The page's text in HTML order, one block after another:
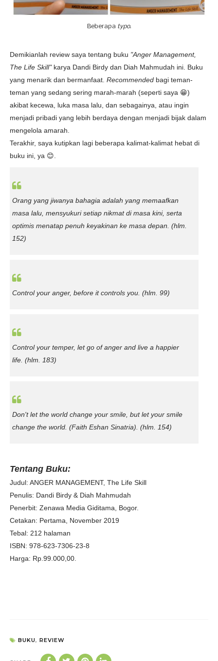
Beberapa typo.
Demikianlah review saya tentang buku "Anger Management,
The Life Skill" karya Dandi Birdy dan Diah Mahmudah ini. Buku
yang menarik dan bermanfaat. Recommended bagi teman-
teman yang sedang sering marah-marah (seperti saya 😁)
akibat kecewa, luka masa lalu, dan sebagainya, atau ingin
menjadi pribadi yang lebih berdaya dengan menjadi bijak dalam
mengelola amarah.
Terakhir, saya kutipkan lagi beberapa kalimat-kalimat hebat di
buku ini, ya 😊.
Orang yang jiwanya bahagia adalah yang memaafkan
masa lalu, mensyukuri setiap nikmat di masa kini, serta
optimis menatap penuh keyakinan ke masa depan. (hlm.
152)
Control your anger, before it controls you . (hlm. 99)
Control your temper, let go of anger and live a happier
life. (hlm. 183)
Don't let the world change your smile, but let your smile
change the world. (Faith Eshan Sinatria). (hlm. 154)
Tentang Buku:
Judul: ANGER MANAGEMENT, The Life Skill
Penulis: Dandi Birdy & Diah Mahmudah
Penerbit: Zenawa Media Giditama, Bogor.
Cetakan: Pertama, November 2019
Tebal: 212 halaman
ISBN: 978-623-7306-23-8
Harga: Rp.99.000,00.
BUKU, REVIEW